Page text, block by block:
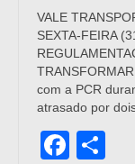
VALE
SEXTA-FEIRA
com a PCR
atrasado por